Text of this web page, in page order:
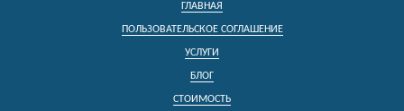
ГЛАВНАЯ
ПОЛЬЗОВАТЕЛЬСКОЕ СОГЛАШЕНИЕ
УСЛУГИ
БЛОГ
СТОИМОСТЬ